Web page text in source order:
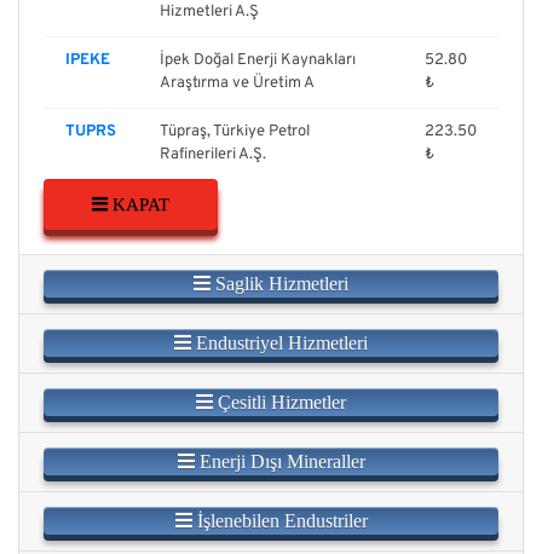
Hizmetleri A.Ş
IPEKE
İpek Doğal Enerji Kaynakları
Araştırma ve Üretim A
52.80
₺
TUPRS
Tüpraş, Türkiye Petrol
Rafinerileri A.Ş.
223.50
₺
KAPAT
Saglik Hizmetleri
Endustriyel Hizmetleri
Çesitli Hizmetler
Enerji Dışı Mineraller
İşlenebilen Endustriler